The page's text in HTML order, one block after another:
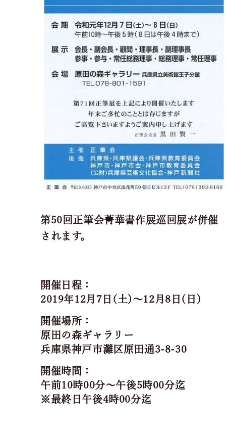
第50回正筆会菁華書作展巡回展が併催
されます。
開催日程：
2019年12月7日(土)～12月8日(日)
開催場所：
原田の森ギャラリー
兵庫県神戸市灘区原田通3-8-30
開催時間：
午前10時00分～午後5時00分迄
※最終日午後4時00分迄